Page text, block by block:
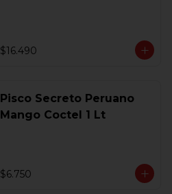
$16.490
Pisco Secreto Peruano
Mango Coctel 1 Lt
$6.750